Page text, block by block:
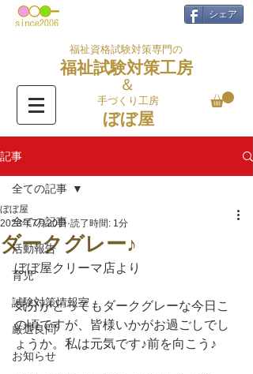
シェア
福祉資格試験対策専門の
福祉試験対策工房
＆
手づくり工房
ぼぼ屋
記事
全ての記事
活動報告
育児
試験対策情報室
厳選良問
お知らせ
全ての記事
ダークグレー♪
ぼぼ屋
2023年7月20日 読了時間: 1分
ぼぼ屋クリーマ店より
気分がとってもダークグレーな今日こ
の頃ですが、皆様いかがお過ごしでし
ょうか。私は元気です♪前を向こう♪